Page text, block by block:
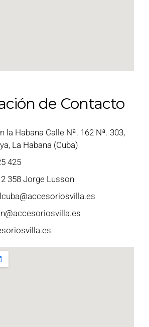
de Contacto
la Habana Calle Nª. 162 Nª. 303,
La Habana (Cuba)
425
358 Jorge Lusson